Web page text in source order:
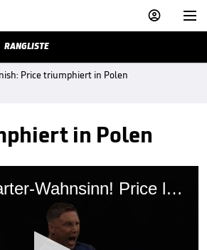


RANGLISTE
Price triumphiert in Polen
in Polen
01:34 | 9-Darter-Wahnsinn! Price lässt die Halle explodieren